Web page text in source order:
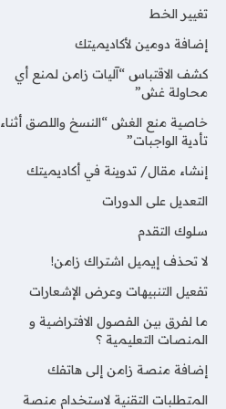
تغيير الخط
إضافة دومين لأكاديميتك
كشف الاقتباس “آليات زامن لمنع أي
محاولة غش”
خاصية منع الغش “النسخ واللصق أثناء
تأدية الواجبات”
إنشاء مقال/ تدوينة في أكاديميتك
التعديل على الدورات
سلوك التقدم
لا تحذف إيميل اشتراك زامن!
تفعيل التنبيهات وعرض الإشعارات
ما لفرق بين الفصول الافتراضية و
المنصات التعليمية ؟
إضافة منصة زامن إلى هاتفك
المتطلبات التقنية لاستخدام منصة